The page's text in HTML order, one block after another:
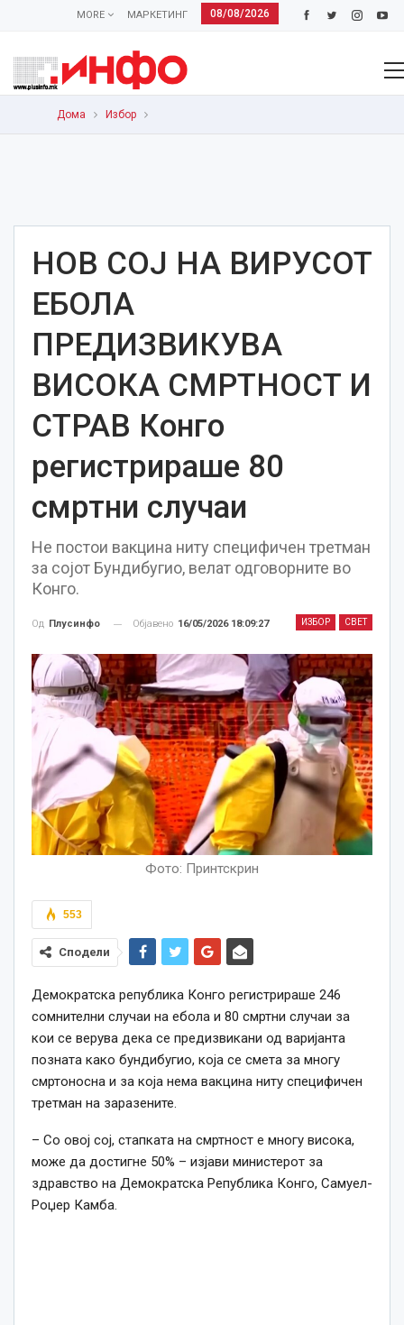
08/08/2026
МАРКЕТИНГ
MORE
Дома Избор
НОВ СОЈ НА ВИРУСОТ
ЕБОЛА
ПРЕДИЗВИКУВА
ВИСОКА СМРТНОСТ И
СТРАВ Конго
регистрираше 80
смртни случаи
Не постои вакцина ниту специфичен третман
за сојот Бундибугио, велат одговорните во
Конго.
ИЗБОР СВЕТ
Од Плусинфо Објавено 16/05/2026 18:09:27
Фото: Принтскрин
553
Сподели
Демократска република Конго регистрираше 246
сомнителни случаи на ебола и 80 смртни случаи за
кои се верува дека се предизвикани од варијанта
позната како бундибугио, која се смета за многу
смртоносна и за која нема вакцина ниту специфичен
третман на заразените.
– Со овој сој, стапката на смртност е многу висока,
може да достигне 50% – изјави министерот за
здравство на Демократска Република Конго, Самуел-
Роџер Камба.